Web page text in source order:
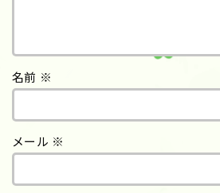
名前 ※
メール ※